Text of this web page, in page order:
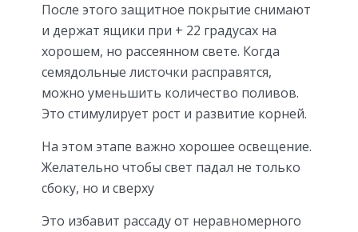
После этого защитное покрытие снимают
и держат ящики при + 22 градусах на
хорошем, но рассеянном свете. Когда
семядольные листочки расправятся,
можно уменьшить количество поливов.
Это стимулирует рост и развитие корней.
На этом этапе важно хорошее освещение.
Желательно чтобы свет падал не только
сбоку, но и сверху
Это избавит рассаду от неравномерного